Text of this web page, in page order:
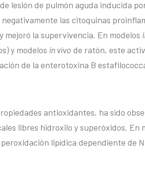
de lesión de pulmón aguda inducida
las citoquinas
mejoró la supervivencia. En modelos
y modelos in vivo de ratón, este
de la enterotoxina B
antioxidantes, ha sido
libres hidroxilo y superóxidos. En
lipídica dependiente de